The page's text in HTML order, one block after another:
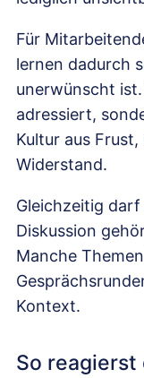
Für
lernen dadurch
unerwünscht
adressiert,
Kultur aus
Widerstand.
Gleichzeitig
Diskussion
Manche
Kontext.
So reagierst